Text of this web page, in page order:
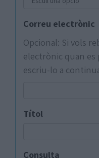
Correu electrònic
Opcional: Si vols
electrònic quan
escriu-lo a
Títol
Consulta